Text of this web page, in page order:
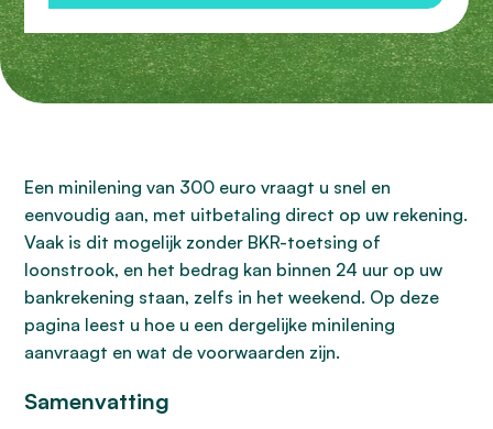
Een minilening van 300 euro vraagt u snel en
eenvoudig aan, met uitbetaling direct op uw rekening.
Vaak is dit mogelijk zonder BKR-toetsing of
loonstrook, en het bedrag kan binnen 24 uur op uw
bankrekening staan, zelfs in het weekend. Op deze
pagina leest u hoe u een dergelijke minilening
aanvraagt en wat de voorwaarden zijn.
Samenvatting